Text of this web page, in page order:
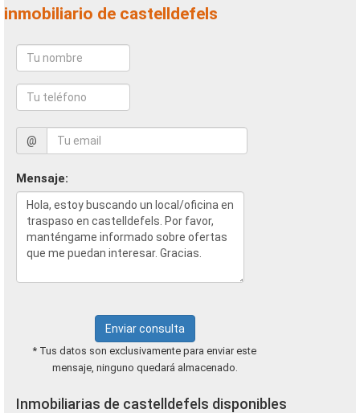
inmobiliario de castelldefels
@
Mensaje:
Enviar consulta
* Tus datos son exclusivamente para enviar este
mensaje, ninguno quedará almacenado.
Inmobiliarias de castelldefels disponibles